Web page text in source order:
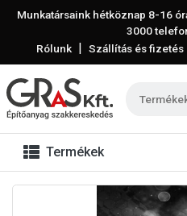
Munkatársaink hétköznap 8-16
3000
Rólunk | Szállítás és fizetés
Termékek